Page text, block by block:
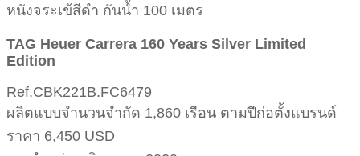
หนังจระเข้สีดำ กันน้ำ 100 เมตร
TAG Heuer Carrera 160 Years Silver Limited
Edition
Ref.CBK221B.FC6479
ผลิตแบบจำนวนจำกัด 1,860 เรือน ตามปีก่อตั้งแบรนด์
ราคา 6,450 USD